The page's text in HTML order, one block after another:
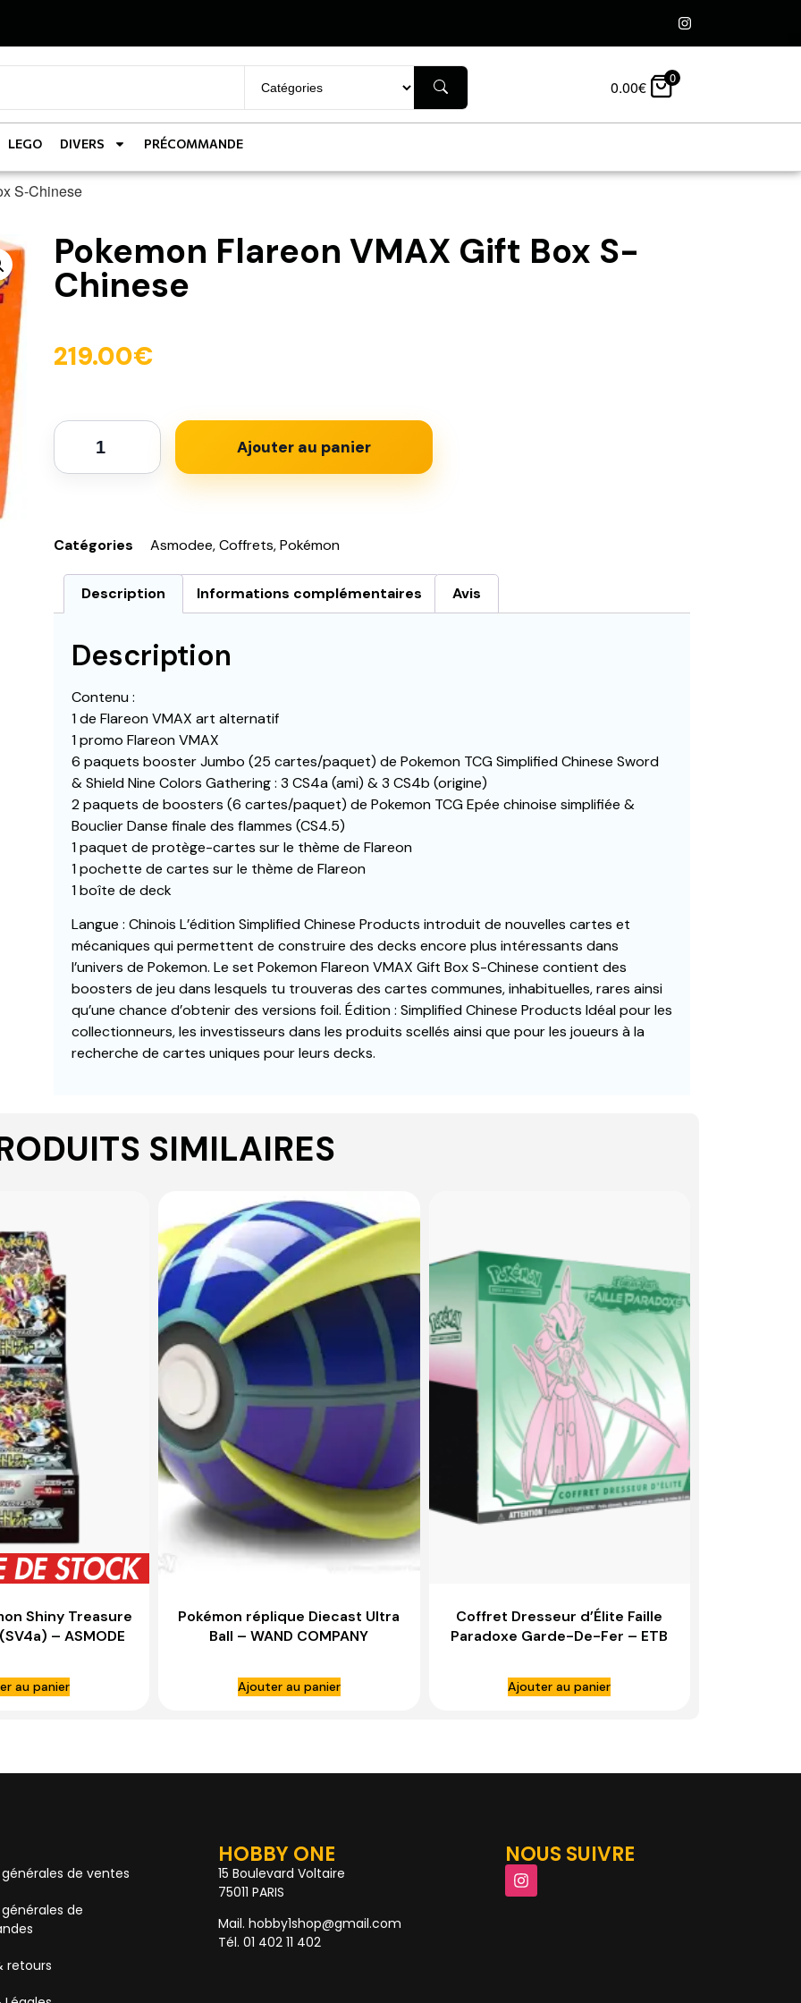
0.00€ 0
LEGO DIVERS PRÉCOMMANDE
S-Chinese
Pokemon Flareon VMAX Gift Box S-
Chinese
219.00€
Ajouter au panier
Catégories Asmodee,Coffrets,Pokémon
Description Informations complémentaires Avis
Description
Contenu :
1 de Flareon VMAX art alternatif
1 promo Flareon VMAX
6 paquets booster Jumbo (25 cartes/paquet) de Pokemon TCG Simplified Chinese Sword
& Shield Nine Colors Gathering : 3 CS4a (ami) & 3 CS4b (origine)
2 paquets de boosters (6 cartes/paquet) de Pokemon TCG Epée chinoise simplifiée &
Bouclier Danse finale des flammes (CS4.5)
1 paquet de protège-cartes sur le thème de Flareon
1 pochette de cartes sur le thème de Flareon
1 boîte de deck
Langue : Chinois L’édition Simplified Chinese Products introduit de nouvelles cartes et
mécaniques qui permettent de construire des decks encore plus intéressants dans
l’univers de Pokemon. Le set Pokemon Flareon VMAX Gift Box S-Chinese contient des
boosters de jeu dans lesquels tu trouveras des cartes communes, inhabituelles, rares ainsi
qu’une chance d’obtenir des versions foil. Édition : Simplified Chinese Products Idéal pour les
collectionneurs, les investisseurs dans les produits scellés ainsi que pour les joueurs à la
recherche de cartes uniques pour leurs decks.
SIMILAIRES
Shiny Treasure
– ASMODE
au panier
Pokémon réplique Diecast Ultra
Ball – WAND COMPANY
Ajouter au panier
Coffret Dresseur d’Élite Faille
Paradoxe Garde-De-Fer – ETB
Ajouter au panier
de ventes
de
retours
HOBBY ONE
15 Boulevard Voltaire
75011 PARIS
Mail. hobby1shop@gmail.com
Tél. 01 402 11 402
NOUS SUIVRE